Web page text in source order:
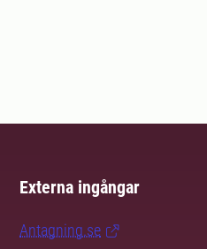
Externa ingångar
Antagning.se